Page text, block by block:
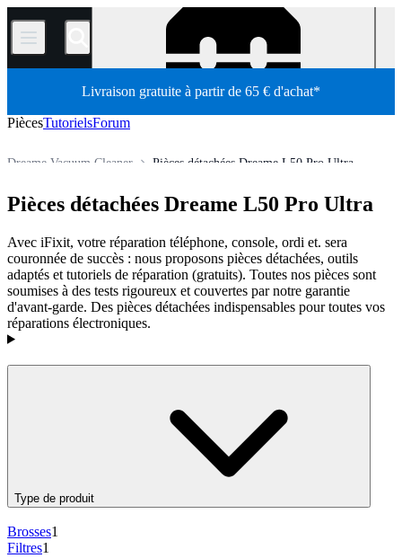
/
Livraison gratuite à partir de 65 € d'achat*
PiècesTutorielsForum
Pièces détachées Dreame L50 Pro Ultra
Dreame Vacuum Cleaner
Pièces détachées
Boutique
Pièces détachées Dreame L50 Pro Ultra
Avec iFixit, votre réparation téléphone, console, ordi et. sera
couronnée de succès : nous proposons pièces détachées, outils
adaptés et tutoriels de réparation (gratuits). Toutes nos pièces sont
soumises à des tests rigoureux et couvertes par notre garantie
d'avant-garde. Des pièces détachées indispensables pour toutes vos
réparations électroniques.
Produits
Type de produit
Brosses1
Filtres1